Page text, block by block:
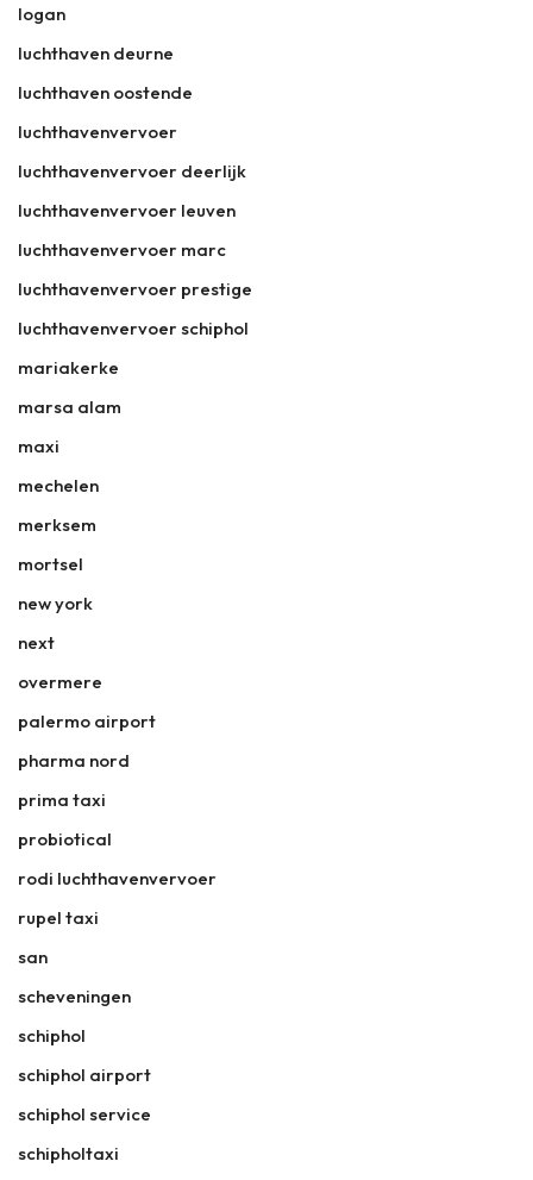
logan
luchthaven deurne
luchthaven oostende
luchthavenvervoer
luchthavenvervoer deerlijk
luchthavenvervoer leuven
luchthavenvervoer marc
luchthavenvervoer prestige
luchthavenvervoer schiphol
mariakerke
marsa alam
maxi
mechelen
merksem
mortsel
new york
next
overmere
palermo airport
pharma nord
prima taxi
probiotical
rodi luchthavenvervoer
rupel taxi
san
scheveningen
schiphol
schiphol airport
schiphol service
schipholtaxi